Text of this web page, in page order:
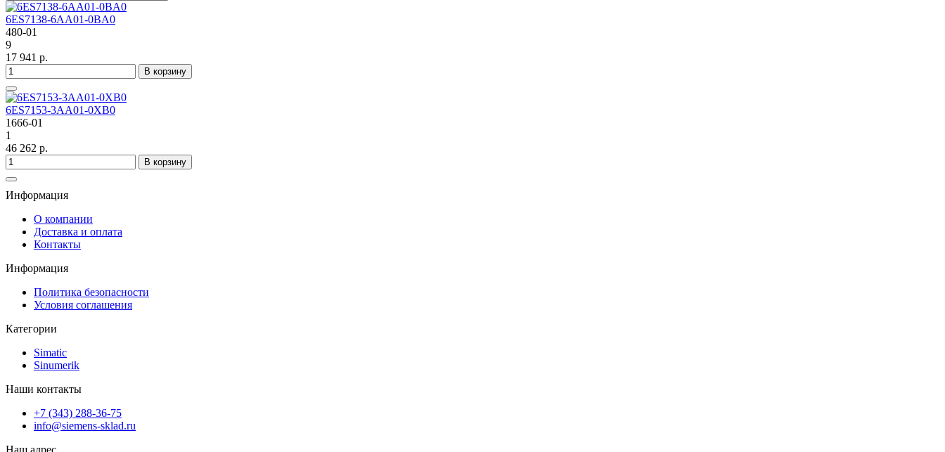
6ES7138-6AA01-0BA0
480-01
9
17 941 р.
В корзину
6ES7153-3AA01-0XB0
1666-01
1
46 262 р.
В корзину
Информация
О компании
Доставка и оплата
Контакты
Информация
Политика безопасности
Условия соглашения
Категории
Simatic
Sinumerik
Наши контакты
+7 (343) 288-36-75
info@siemens-sklad.ru